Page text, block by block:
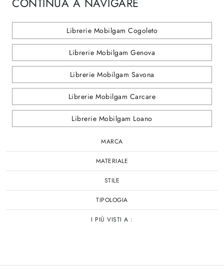
CONTINUA A NAVIGARE
Librerie Mobilgam Cogoleto
Librerie Mobilgam Genova
Librerie Mobilgam Savona
Librerie Mobilgam Carcare
Librerie Mobilgam Loano
MARCA
MATERIALE
STILE
TIPOLOGIA
I PIÙ VISTI A :